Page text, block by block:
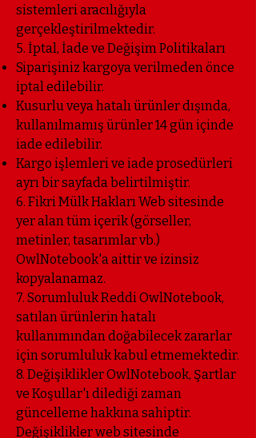
sistemleri aracılığıyla
gerçekleştirilmektedir.
5. İptal, İade ve Değişim Politikaları
Siparişiniz kargoya verilmeden önce
iptal edilebilir.
Kusurlu veya hatalı ürünler dışında,
kullanılmamış ürünler 14 gün içinde
iade edilebilir.
Kargo işlemleri ve iade prosedürleri
ayrı bir sayfada belirtilmiştir.
6. Fikri Mülk Hakları Web sitesinde
yer alan tüm içerik (görseller,
metinler, tasarımlar vb.)
OwlNotebook'a aittir ve izinsiz
kopyalanamaz.
7. Sorumluluk Reddi OwlNotebook,
satılan ürünlerin hatalı
kullanımından doğabilecek zararlar
için sorumluluk kabul etmemektedir.
8. Değişiklikler OwlNotebook, Şartlar
ve Koşullar'ı dilediği zaman
güncelleme hakkına sahiptir.
Değişiklikler web sitesinde